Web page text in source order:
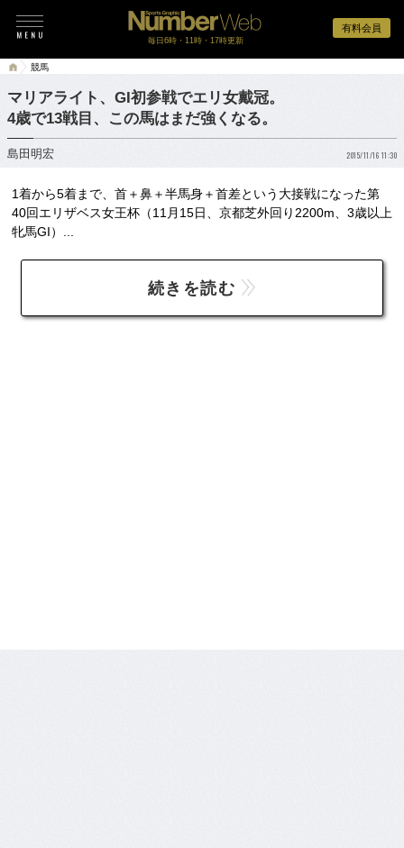
有料会員
毎日6時・11時・17時更新
競馬
マリアライト、GI初参戦でエリ女戴冠。
4歳で13戦目、この馬はまだ強くなる。
島田明宏 2015/11/16 11:30
1着から5着まで、首＋鼻＋半馬身＋首差という大接戦になった第
40回エリザベス女王杯（11月15日、京都芝外回り2200m、3歳以上
牝馬GI）...
続きを読む